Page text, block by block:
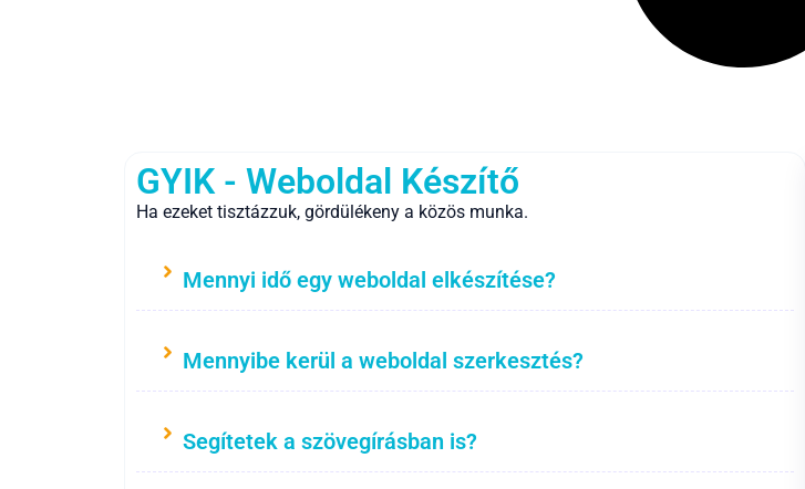
GYIK - Weboldal Készítő
Ha ezeket tisztázzuk, gördülékeny a közös munka.
Mennyi idő egy weboldal elkészítése?
Mennyibe kerül a weboldal szerkesztés?
Segítetek a szövegírásban is?